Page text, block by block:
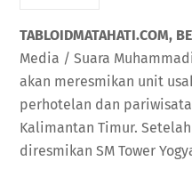
TABLOIDMATAHATI.COM,
Media / Suara
akan meresmikan unit
perhotelan dan
Kalimantan Timur.
diresmikan SM Tower